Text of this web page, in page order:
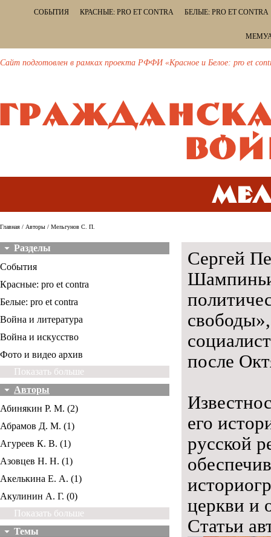
СОБЫТИЯ КРАСНЫЕ: PRO ET CONTRA БЕЛЫЕ: PRO ET CONTRA
Сайт подготовлен в рамках проекта РФФИ «Красное и Белое: pro et
Главная / Авторы / Мельгунов С. П.
Разделы
События
Красные: pro et contra
Белые: pro et contra
Война и литература
Война и искусство
Фото и видео архив
Показать больше
Авторы
Абинякин Р. М. (2)
Абрамов Д. М. (1)
Агуреев К. В. (1)
Азовцев Н. Н. (1)
Акелькина Е. А. (1)
Акулинин А. Г. (0)
Показать больше
Темы
Сергей
после
его
русской
церкви и
Статьи